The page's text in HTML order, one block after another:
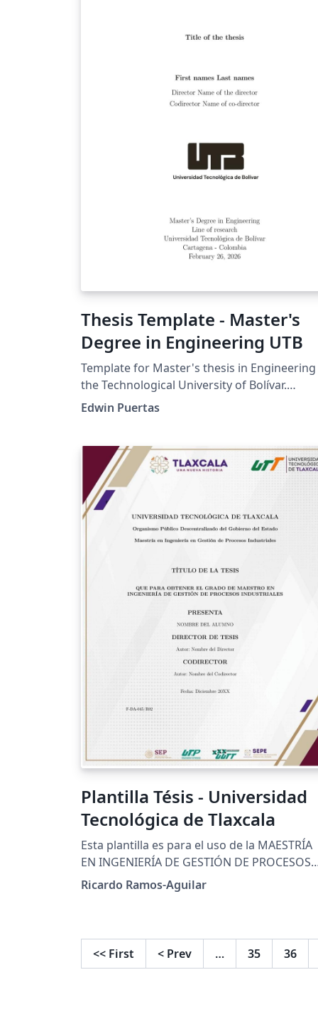
Thesis Template - Master's
Degree in Engineering UTB
Template for Master's thesis in
the Technological University of Bolívar.
https://www.utb.edu.co/la-utb/estatutos-y-
_05_de_2020_-
pdf
Edwin Puertas
Plantilla Tésis - Universidad
Tecnológica de Tlaxcala
Esta plantilla es para el uso de la MAESTRÍA
EN INGENIERÍA DE GESTIÓN DE PROCESOS
INDUSTRIALES, de la Universidad Tecnológica
de Tlaxcala, es cual es uno de los requisitos
https://www.uttlaxcala.edu.mx/assets/pdf/
amientos%20Estadias.pdf
Ricardo Ramos-Aguilar
<< First < Prev … 35 36